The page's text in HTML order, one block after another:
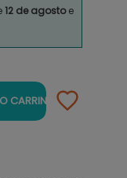
12 de agostoe
CARRINHO